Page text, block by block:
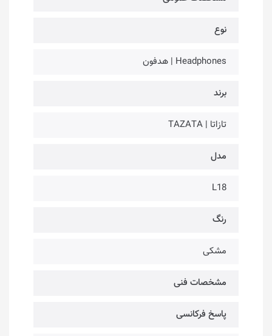
نوع
Headphones | هدفون
برند
تازاتا | TAZATA
مدل
L18
رنگ
مشکی
مشخصات فنی
پاسخ فرکانسی